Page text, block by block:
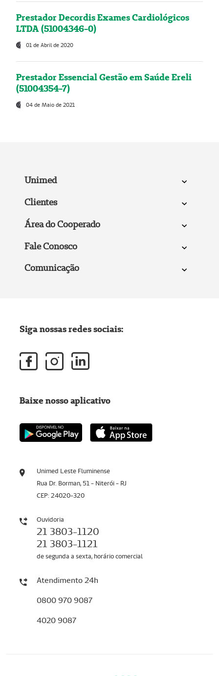
Prestador Decordis Exames Cardiológicos
LTDA (51004346-0)
01 de Abril de 2020
Prestador Essencial Gestão em Saúde Ereli
(51004354-7)
04 de Maio de 2021
Unimed
Clientes
Área do Cooperado
Fale Conosco
Comunicação
Unimed Leste Fluminense
Rua Dr. Borman, 51 - Niterói - RJ
CEP: 24020-320
Ouvidoria
21 3803-1120
21 3803-1121
de segunda a sexta, horário comercial
Atendimento 24h
0800 970 9087
4020 9087
Siga nossas redes sociais:
Baixe nosso aplicativo